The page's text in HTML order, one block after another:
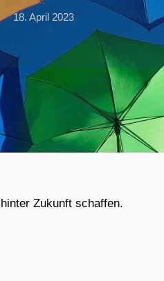
18. April 2023
Zukunft schaffen.